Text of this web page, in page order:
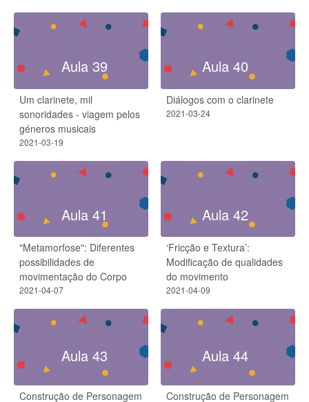
Aula 39
Um clarinete, mil
sonoridades - viagem pelos
géneros musicais
2021-03-19
Aula 40
Diálogos com o clarinete
2021-03-24
Aula 41
"Metamorfose": Diferentes
possibilidades de
movimentação do Corpo
2021-04-07
Aula 42
‘Fricção e Textura’:
Modificação de qualidades
do movimento
2021-04-09
Aula 43
Construção de Personagem
Aula 44
Construção de Personagem